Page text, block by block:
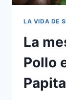
LA VIDA DE
La
Pollo